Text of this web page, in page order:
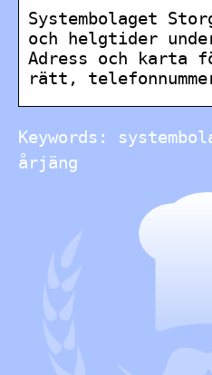
Systembolaget
och helgtider
Adress och
rätt,
Keywords:
årjäng